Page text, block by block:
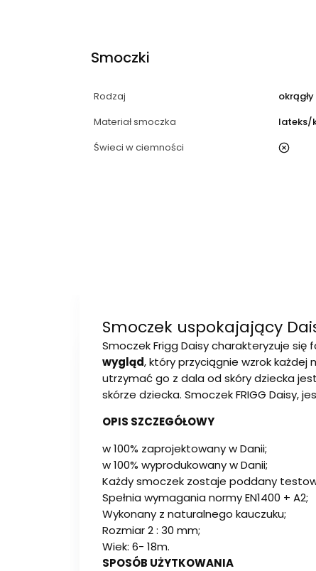
Smoczki
Rodzaj okrągły
Materiał smoczka
lateks/
Świeci w ciemności
nie
Smoczek uspokajający
Smoczek Frigg Daisy charakteryzuje
wygląd, który przyciągnie wzrok
utrzymać go z dala od skóry dziecka
skórze dziecka. Smoczek FRIGG Daisy,
OPIS SZCZEGÓŁOWY
w 100% zaprojektowany w Danii;
w 100% wyprodukowany w Danii;
Każdy smoczek zostaje poddany
Spełnia wymagania normy EN1400 + A2;
Wykonany z naturalnego kauczuku;
Rozmiar 2 : 30 mm;
Wiek: 6- 18m.
SPOSÓB UŻYTKOWANIA